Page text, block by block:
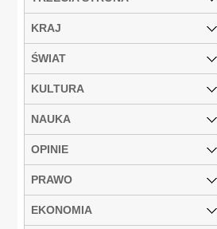
KRAJ
ŚWIAT
KULTURA
NAUKA
OPINIE
PRAWO
EKONOMIA